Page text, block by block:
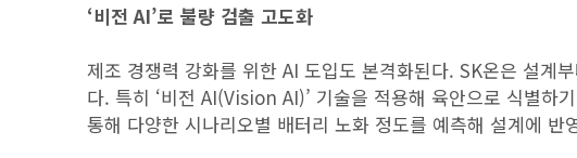
‘비전 AI’로 불량 검출 고도화
제조 경쟁력 강화를 위한 AI 도입도 본격화된다. SK온은 설계
다. 특히 ‘비전 AI(Vision AI)’ 기술을 적용해 육안으로 식별하
통해 다양한 시나리오별 배터리 노화 정도를 예측해 설계에 반